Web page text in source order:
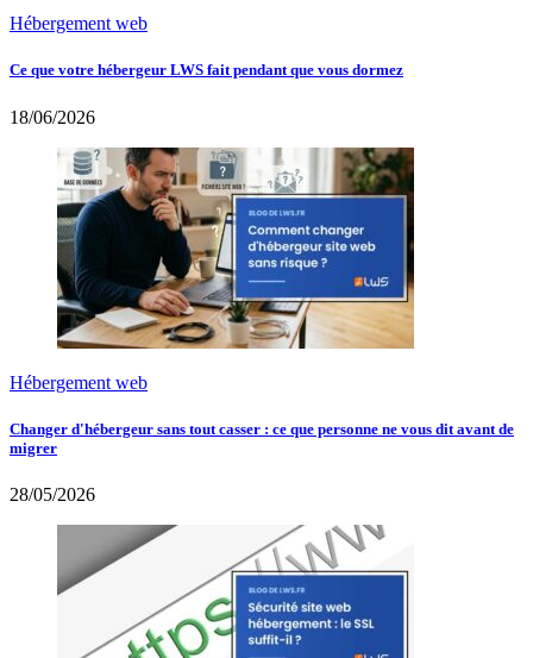
Hébergement web
Ce que votre hébergeur LWS fait pendant que vous dormez
18/06/2026
Hébergement web
Changer d'hébergeur sans tout casser : ce que personne ne vous dit avant de
migrer
28/05/2026